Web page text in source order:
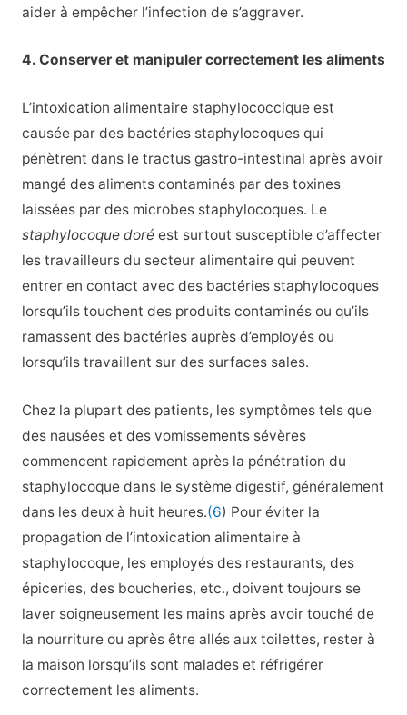
aider à empêcher l’infection de s’aggraver.
4. Conserver et manipuler correctement les aliments
L’intoxication alimentaire staphylococcique est
causée par des bactéries staphylocoques qui
pénètrent dans le tractus gastro-intestinal après avoir
mangé des aliments contaminés par des toxines
laissées par des microbes staphylocoques. Le
staphylocoque doréest surtout susceptible d’affecter
les travailleurs du secteur alimentaire qui peuvent
entrer en contact avec des bactéries staphylocoques
lorsqu’ils touchent des produits contaminés ou qu’ils
ramassent des bactéries auprès d’employés ou
lorsqu’ils travaillent sur des surfaces sales.
Chez la plupart des patients, les symptômes tels que
des nausées et des vomissements sévères
commencent rapidement après la pénétration du
staphylocoque dans le système digestif, généralement
dans les deux à huit heures.(6) Pour éviter la
propagation de l’intoxication alimentaire à
staphylocoque, les employés des restaurants, des
épiceries, des boucheries, etc., doivent toujours se
laver soigneusement les mains après avoir touché de
la nourriture ou après être allés aux toilettes, rester à
la maison lorsqu’ils sont malades et réfrigérer
correctement les aliments.